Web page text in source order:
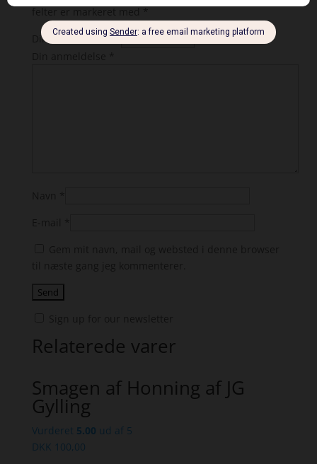
Din bedømmelse*
Relaterede varer
Smagen af Honning af JG
Gylling
Vurderet 5.00 ud af 5
DKK 100,00